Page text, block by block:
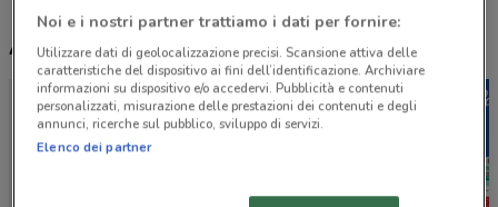
Altri volantini nelle vicinanze
Noi e i nostri partner trattiamo i dati per fornire:
Utilizzare dati di geolocalizzazione precisi. Scansione attiva delle
caratteristiche del dispositivo ai fini dell’identificazione. Archiviare
informazioni su dispositivo e/o accedervi. Pubblicità e contenuti
personalizzati, misurazione delle prestazioni dei contenuti e degli
annunci, ricerche sul pubblico, sviluppo di servizi.
Elenco dei partner